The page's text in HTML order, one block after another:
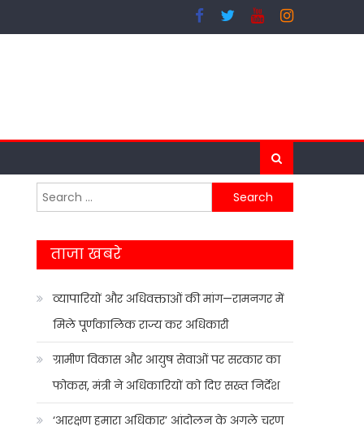
Search
for:
ताजा खबरे
व्यापारियों और अधिवक्ताओं की मांग—रामनगर में
मिले पूर्णकालिक राज्य कर अधिकारी
ग्रामीण विकास और आयुष सेवाओं पर सरकार का
फोकस, मंत्री ने अधिकारियों को दिए सख्त निर्देश
‘आरक्षण हमारा अधिकार’ आंदोलन के अगले चरण